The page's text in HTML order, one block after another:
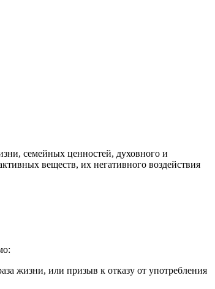
семейных ценностей, духовного и
веществ, их негативного воздействия
жизни, или призыв к отказу от употребления